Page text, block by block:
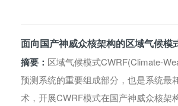
面向国产神威众核架构的区域气候模
摘要： 区域气候模式CWRF(Climate-
预测系统的重要组成部分，也是系统最
术，开展CWRF模式在国产神威众核架